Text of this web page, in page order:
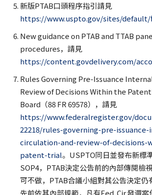
新版PTAB口頭程序指引請見
https://www.uspto.gov/sites/default/
New guidance on PTAB and TTAB
procedures，請見
https://content.govdelivery.com/
Rules Governing Pre-Issuance
Review of Decisions Within the
Board（88 FR 69578），請見
https://www.federalregister.gov/
22218/rules-governing-pre-
circulation-and-review-of-decisions-
patent-trial。USPTO同日並發布新標
SOP4，PTAB決定公告前的內部傳閱檢
可不做，PTAB合議小組對其公告決定仍